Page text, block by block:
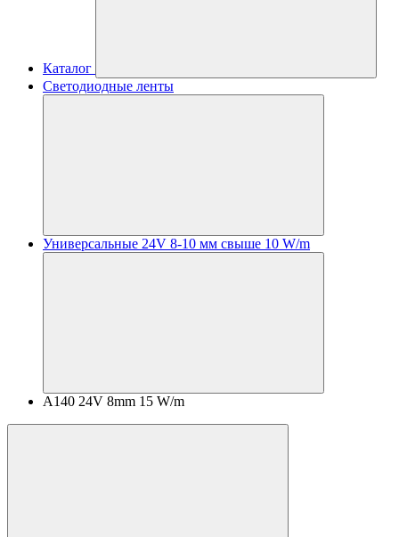
Каталог
Светодиодные ленты
Универсальные 24V 8-10 мм свыше 10 W/m
A140 24V 8mm 15 W/m